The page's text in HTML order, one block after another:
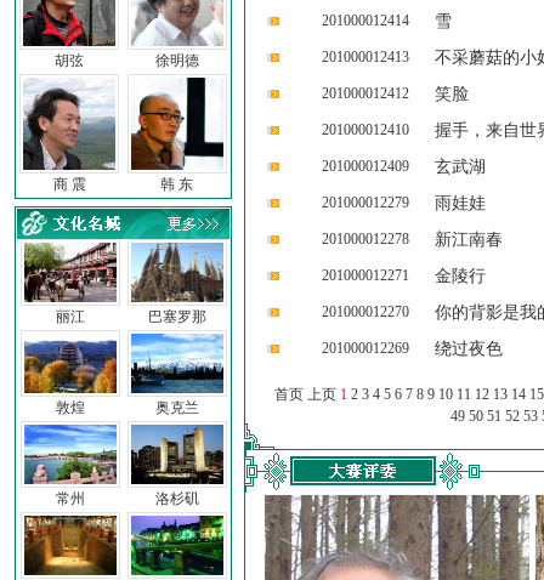
胡弦 徐明德
商 震 韩 东
丽江
敦煌
常州
巴塞罗那
奥克兰
洛杉矶
201000012414 雪
201000012413 不采蘑菇的小
201000012412 笑脸
201000012410 握手，来自世
201000012409 玄武湖
201000012279 雨娃娃
201000012278 新江南春
201000012271 金陵行
201000012270 你的背影是我
201000012269 绕过夜色
首页 上页 1 2 3 4 5 6 7 8 9 10 11 12 13 14 15
49 50 51 52 53